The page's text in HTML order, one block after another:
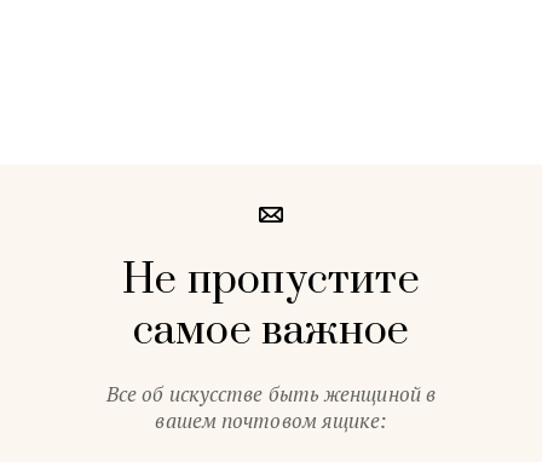
Не пропустите
самое важное
Все об искусстве быть женщиной в
вашем почтовом ящике: